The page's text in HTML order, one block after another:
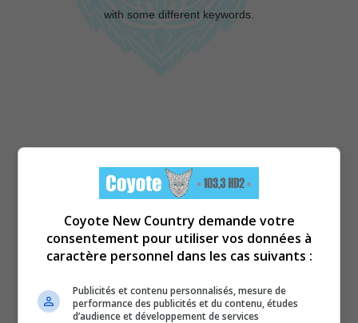
with some different keywords.
Coyote New Country demande votre
consentement pour utiliser vos données à
caractère personnel dans les cas suivants :
Publicités et contenu personnalisés, mesure de
performance des publicités et du contenu, études
d’audience et développement de services